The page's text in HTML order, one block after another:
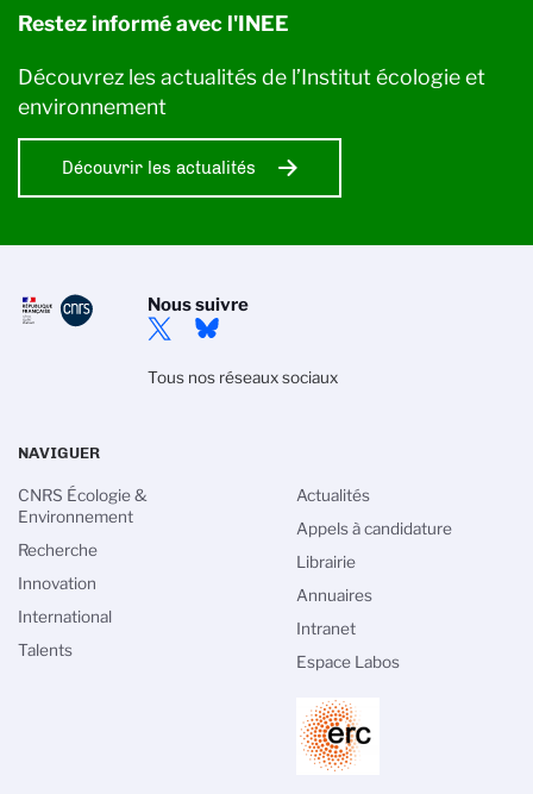
Restez informé avec l'INEE
Découvrez les actualités de l’Institut écologie et
environnement
Découvrir les actualités
Nous suivre
Tous nos réseaux sociaux
NAVIGUER
CNRS Écologie &
Environnement
Recherche
Innovation
International
Talents
Actualités
Appels à candidature
Librairie
Annuaires
Intranet
Espace Labos